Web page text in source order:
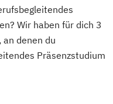
Wir haben für dich 3
denen du
Präsenzstudium